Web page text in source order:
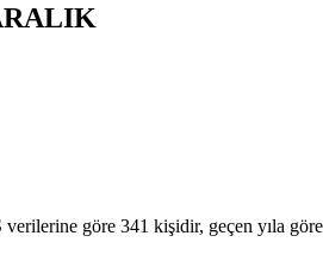
göre 341 kişidir, geçen yıla göre